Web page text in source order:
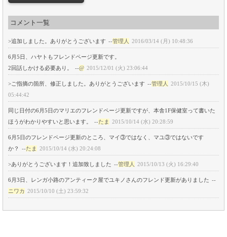
コメント一覧
>追加しました。ありがとうございます --管理人 2016/03/14 (月) 10:48:36
6月5日、ハヤトもフレンドページ更新です。
2回話しかける必要あり。
--@ 2015/12/01 (火) 23:06:44
>ご指摘の箇所、修正しました。ありがとうございます --管理人
2015/10/15 (木)
05:44:42
同じ日付の6月5日のマリエのフレンドページ更新ですが、本舎1F保健室って書いた
ほうがわかりやすいと思います。
--たま 2015/10/14 (水) 20:28:59
6月5日のフレンドページ更新のところ、マイ③ではなく、マユ③ではないです
か？
--たま 2015/10/14 (水) 20:24:08
>ありがとうございます！追加致しました --管理人 2015/10/13 (火) 16:29:40
6月3日、レンガ小路のアンティーク屋でユキノさんのフレンド更新がありました --
ニワカ 2015/10/10 (土) 23:59:32